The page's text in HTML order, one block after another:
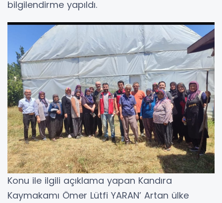
bilgilendirme yapıldı.
Konu ile ilgili açıklama yapan Kandıra
Kaymakamı Ömer Lütfi YARAN’ Artan ülke